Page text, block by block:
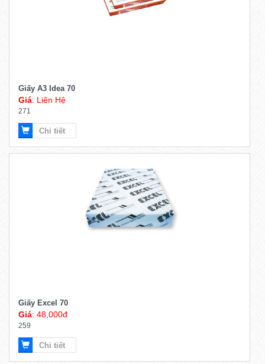
Giấy A3 Idea 70
Giá: Liên Hệ
271
Chi tiết
Giấy Excel 70
Giá: 48,000đ
259
Chi tiết